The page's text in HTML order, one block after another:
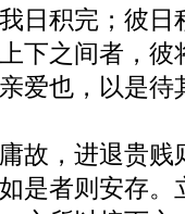
日积完；彼日
下之间者，
爱也，以是待
故，进退贵贱
是者则安存。